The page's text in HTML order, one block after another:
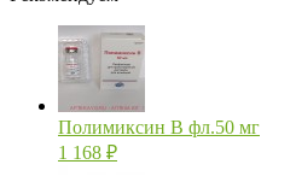
Полимиксин В фл.50 мг
1 168 ₽